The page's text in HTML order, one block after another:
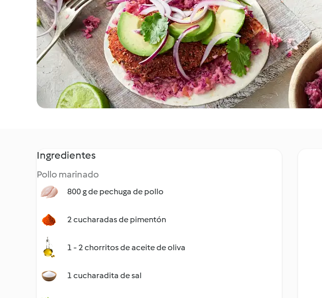
Ingredientes
Pollo marinado
800 g de pechuga de pollo
2 cucharadas de pimentón
1 - 2 chorritos de aceite de oliva
1 cucharadita de sal